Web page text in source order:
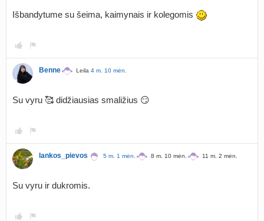
Išbandytume su šeima, kaimynais ir kolegomis
Benne Leila 4 m. 10 mėn.
Su vyru 🥰 didžiausias smaližius 😏
lankos_pievos 5 m. 1 mėn. 8 m. 10 mėn. 11 m. 2 mėn.
Su vyru ir dukromis.